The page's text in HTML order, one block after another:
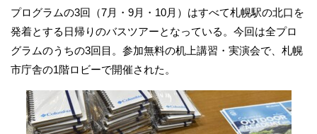
プログラムの3回（7月・9月・10月）はすべて札幌駅の北口を
発着とする日帰りのバスツアーとなっている。今回は全プロ
グラムのうちの3回目。参加無料の机上講習・実演会で、札幌
市庁舎の1階ロビーで開催された。